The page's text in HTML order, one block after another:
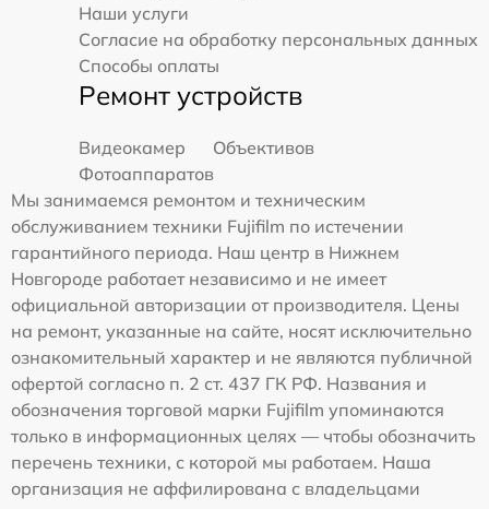
Наши услуги
Согласие на обработку персональных данных
Способы оплаты
Ремонт устройств
Видеокамер
Объективов
Фотоаппаратов
Мы занимаемся ремонтом и техническим
обслуживанием техники Fujifilm по истечении
гарантийного периода. Наш центр в Нижнем
Новгороде работает независимо и не имеет
официальной авторизации от производителя. Цены
на ремонт, указанные на сайте, носят исключительно
ознакомительный характер и не являются публичной
офертой согласно п. 2 ст. 437 ГК РФ. Названия и
обозначения торговой марки Fujifilm упоминаются
только в информационных целях — чтобы обозначить
перечень техники, с которой мы работаем. Наша
организация не аффилирована с владельцами